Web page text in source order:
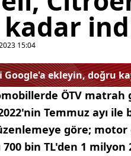
kadar
15:04
Google'a ekleyin, doğru
ÖTV matrah
Temmuz ayı
göre;
700 bin TL'den 1